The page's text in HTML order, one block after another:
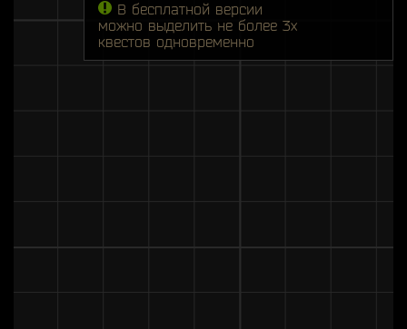
В бесплатной версии
можно выделить не более 3х
квестов одновременно